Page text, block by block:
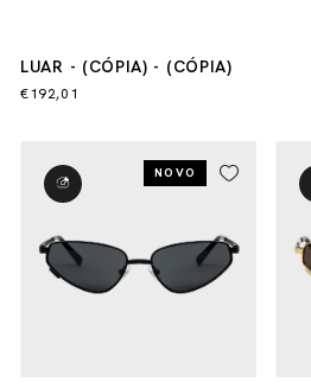
LUAR - (CÓPIA) - (CÓPIA)
€192,01
NOVO